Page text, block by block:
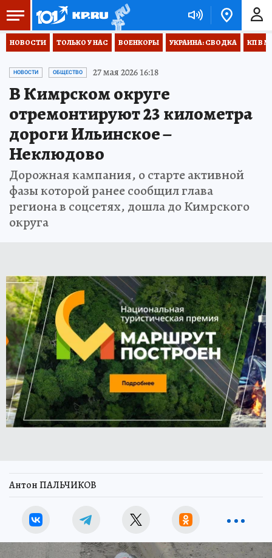
НОВОСТИ ТОЛЬКО У НАС ВОЕНКОРЫ УКРАИНА: СВОДКА КП В
НОВОСТИ ОБЩЕСТВО 27 мая 2026 16:18
В Кимрском округе
отремонтируют 23 километра
дороги Ильинское –
Неклюдово
Дорожная кампания, о старте активной
фазы которой ранее сообщил глава
региона в соцсетях, дошла до Кимрского
округа
Антон ПАЛЬЧИКОВ